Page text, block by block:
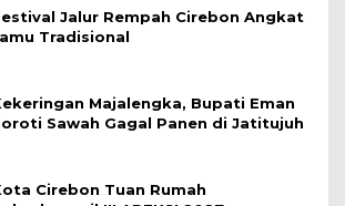
Jalur Rempah Cirebon Angkat
Tradisional
Majalengka, Bupati Eman
Sawah Gagal Panen di Jatitujuh
Cirebon Tuan Rumah